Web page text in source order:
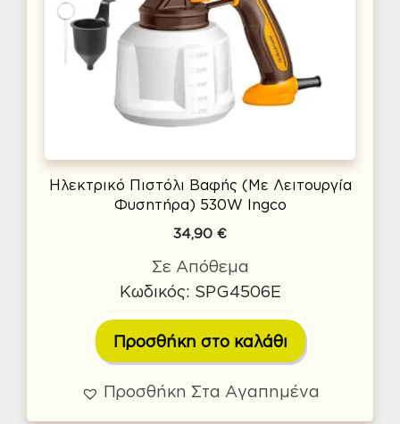
Ηλεκτρικό Πιστόλι Βαφής (Με Λειτουργία
Φυσητήρα) 530W Ingco
34,90 €
Σε Απόθεμα
Κωδικός: SPG4506E
Προσθήκη στο καλάθι
Προσθήκη Στα Αγαπημένα